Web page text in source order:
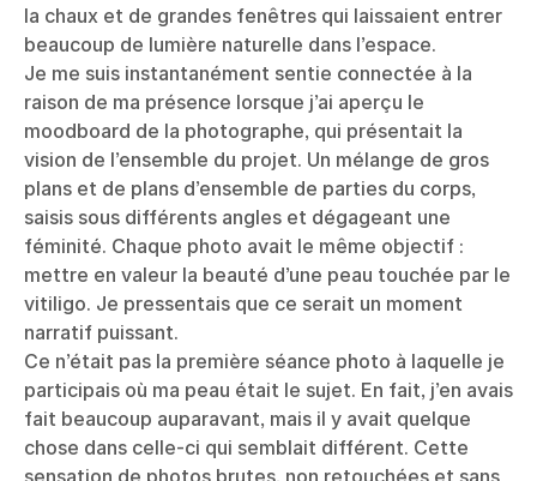
la chaux et de grandes fenêtres qui laissaient entrer
beaucoup de lumière naturelle dans l’espace.
Je me suis instantanément sentie connectée à la
raison de ma présence lorsque j’ai aperçu le
moodboard de la photographe, qui présentait la
vision de l’ensemble du projet. Un mélange de gros
plans et de plans d’ensemble de parties du corps,
saisis sous différents angles et dégageant une
féminité. Chaque photo avait le même objectif :
mettre en valeur la beauté d’une peau touchée par le
vitiligo. Je pressentais que ce serait un moment
narratif puissant.
Ce n’était pas la première séance photo à laquelle je
participais où ma peau était le sujet. En fait, j’en avais
fait beaucoup auparavant, mais il y avait quelque
chose dans celle-ci qui semblait différent. Cette
sensation de photos brutes, non retouchées et sans